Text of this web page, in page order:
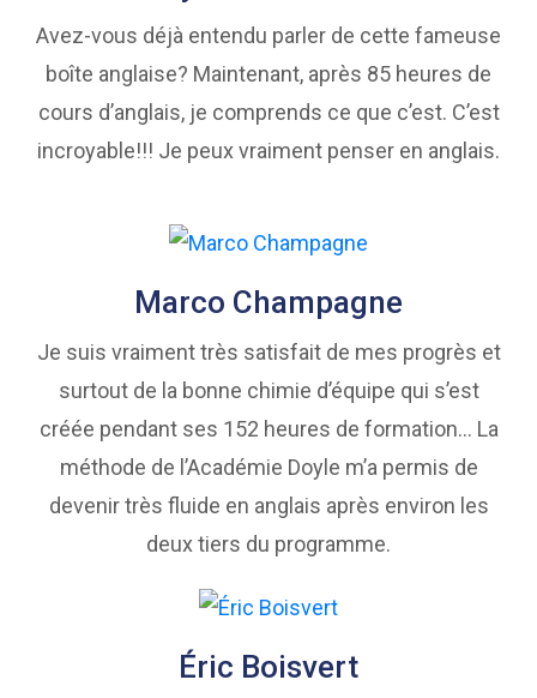
Avez-vous déjà entendu parler de cette fameuse
boîte anglaise? Maintenant, après 85 heures de
cours d’anglais, je comprends ce que c’est. C’est
incroyable!!! Je peux vraiment penser en anglais.
Marco Champagne
Je suis vraiment très satisfait de mes progrès et
surtout de la bonne chimie d’équipe qui s’est
créée pendant ses 152 heures de formation… La
méthode de l’Académie Doyle m’a permis de
devenir très fluide en anglais après environ les
deux tiers du programme.
Éric Boisvert